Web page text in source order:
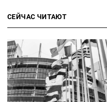
СЕЙЧАС ЧИТАЮТ